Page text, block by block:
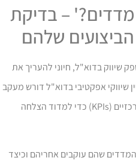
מדדים?' – בדיקת
הביצועים שלהם
שיווק בדוא"ל, חיוני להעריך את
אפקטיבי בדוא"ל דורש מעקב
וניתוח מתמשכים של מדדי ביצועים מרכזיים (KPIs) כדי למדוד הצלחה
שהם עוקבים אחריהם וכיצד